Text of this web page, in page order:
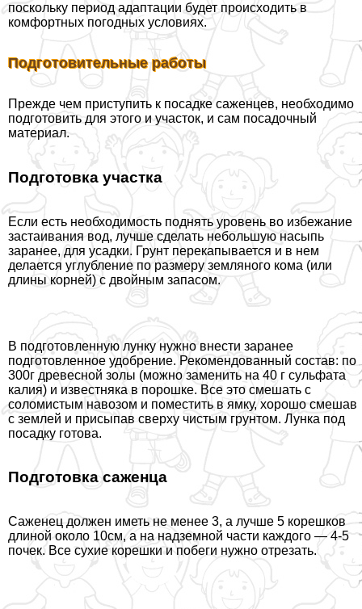
поскольку период адаптации будет происходить в
комфортных погодных условиях.
Подготовительные работы
Прежде чем приступить к посадке саженцев, необходимо
подготовить для этого и участок, и сам посадочный
материал.
Подготовка участка
Если есть необходимость поднять уровень во избежание
застаивания вод, лучше сделать небольшую насыпь
заранее, для усадки. Грунт перекапывается и в нем
делается углубление по размеру земляного кома (или
длины корней) с двойным запасом.
В подготовленную лунку нужно внести заранее
подготовленное удобрение. Рекомендованный состав: по
300г древесной золы (можно заменить на 40 г сульфата
калия) и известняка в порошке. Все это смешать с
соломистым навозом и поместить в ямку, хорошо смешав
с землей и присыпав сверху чистым грунтом. Лунка под
посадку готова.
Подготовка саженца
Саженец должен иметь не менее 3, а лучше 5 корешков
длиной около 10см, а на надземной части каждого — 4-5
почек. Все сухие корешки и побеги нужно отрезать.